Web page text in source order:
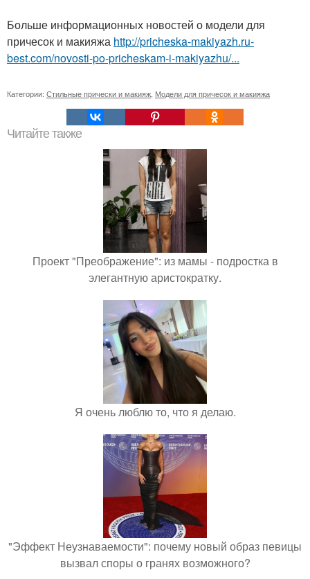
Больше информационных новостей о модели для
причесок и макияжа http://pricheska-makiyazh.ru-
best.com/novosti-po-pricheskam-i-makiyazhu/...
Категории: Стильные прически и макияж Модели для причесок и макияжа
Читайте также
Проект "Преображение": из мамы - подростка в
элегантную аристократку.
Я очень люблю то, что я делаю.
"Эффект Неузнаваемости": почему новый образ певицы
вызвал споры о гранях возможного?